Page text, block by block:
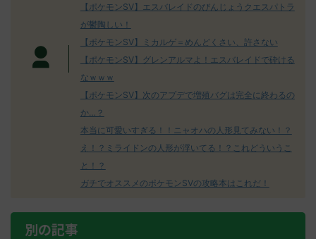
【ポケモンSV】エスバレイドのびんじょうクエスパトラ
が鬱陶しい！
【ポケモンSV】ミカルゲ＝めんどくさい、許さない
【ポケモンSV】グレンアルマよ！エスバレイドで砕ける
なｗｗｗ
【ポケモンSV】次のアプデで増殖バグは完全に終わるの
か…？
本当に可愛いすぎる！！ニャオハの人形見てみない！？
え！？ミライドンの人形が浮いてる！？これどういうこ
と！？
ガチでオススメのポケモンSVの攻略本はこれだ！
別の記事